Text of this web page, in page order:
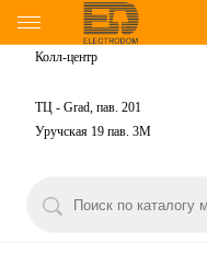
Колл-центр
ТЦ - Grad, пав. 201
Уручская 19 пав. 3М